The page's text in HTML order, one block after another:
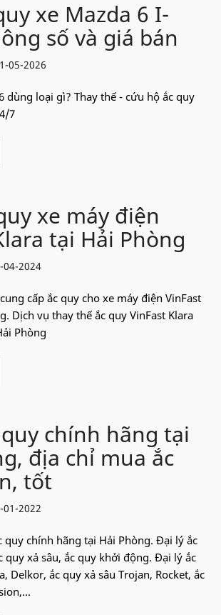
xe Mazda 6 I-
số và giá bán
05-2026
dùng loại gì? Thay thế - cứu hộ ắc quy
7
xe máy điện
tại Hải Phòng
04-2024
cấp ắc quy cho xe máy điện VinFast
Dịch vụ thay thế ắc quy VinFast Klara
Phòng
chính hãng tại
địa chỉ mua ắc
tốt
01-2022
quy chính hãng tại Hải Phòng. Đại lý ắc
quy xả sâu, ắc quy khởi động. Đại lý ắc
Delkor, ắc quy xả sâu Trojan, Rocket, ắc